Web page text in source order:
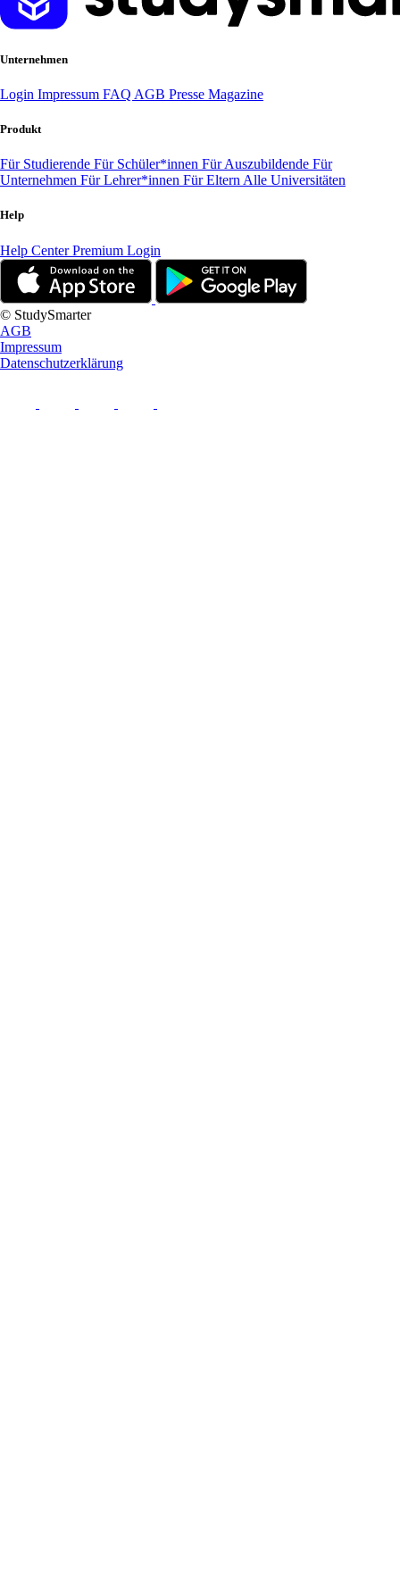
Unternehmen
Login Impressum FAQ AGB Presse Magazine
Produkt
Für Studierende Für Schüler*innen Für Auszubildende Für
Unternehmen Für Lehrer*innen Für Eltern Alle Universitäten
Help
Help CenterPremium Login
© StudySmarter
AGB
Impressum
Datenschutzerklärung